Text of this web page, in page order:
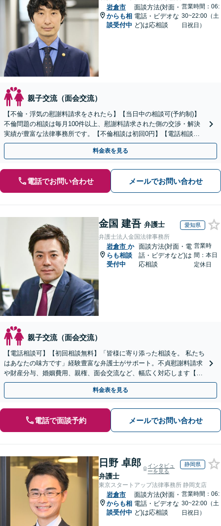
岩倉市
からも相
談受付中
面談方法(対面・
電話・ビデオな
ど)は応相談
営業時間：06:
30~22:00（土
日祝日）
親子交流（面会交流）
【不倫・浮気の慰謝料請求をされたら】【当日中の相談可(予約制)】
不倫問題の相談は毎月100件以上、慰謝料請求された側の交渉・解決
実績が豊富な法律事務所です。【不倫相談は初回0円】【電話相談で
ご契約まで対応可/来所不要】
料金表を見る
電話でお問い合わせ メールでお問い合わせ
金国 建吾 弁護士 愛知県
弁護士法人金国法律事務所
岩倉市 か
らも相談
受付中
面談方法(対面・電
話・ビデオなど)は
応相談
営業時
間：本日
定休日
親子交流（面会交流）
【電話相談可】【初回相談無料】「皆様に寄り添った相談を。 私たち
はあなたの味方です」経験豊富な弁護士がサポート。不貞慰謝料請求
や財産分与、婚姻費用、親権、面会交流など、幅広く対応します【夜
間・休日面談可】【完全個室】【名古屋駅7分】
料金表を見る
電話で面談予約 メールでお問い合わせ
日野 卓郎
弁護士
インタビュ
ーを見る
静岡県
東京スタートアップ法律事務所 静岡支店
岩倉市
からも相
談受付中
面談方法(対面・
電話・ビデオな
ど)は応相談
営業時間：06:
30~22:00（土
日祝日）